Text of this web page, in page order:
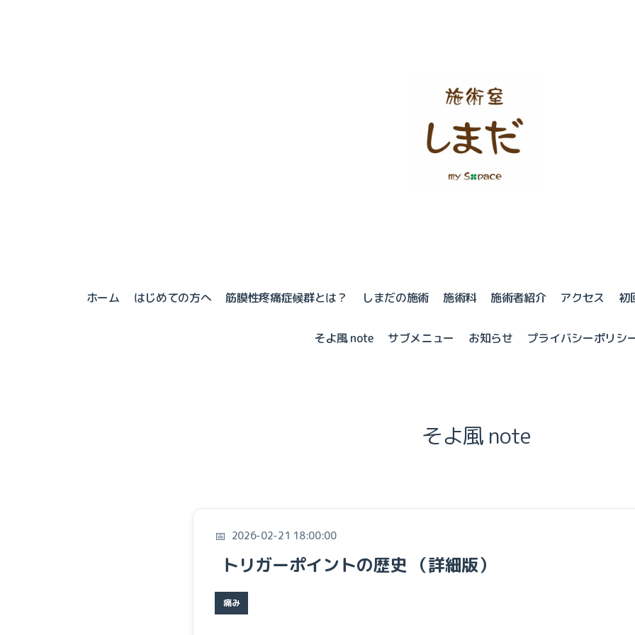
ホーム はじめての方へ 筋膜性疼痛症候群とは？ しまだの施術 施術料 施術者紹介 アクセス 初
そよ風 note サブメニュー お知らせ プライバシーポリシ
そよ風 note
2026-02-21 18:00:00
トリガーポイントの歴史 （詳細版）
痛み